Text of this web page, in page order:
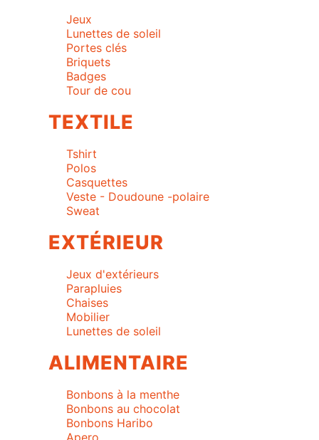
Jeux
Lunettes de soleil
Portes clés
Briquets
Badges
Tour de cou
TEXTILE
Tshirt
Polos
Casquettes
Veste - Doudoune -polaire
Sweat
EXTÉRIEUR
Jeux d'extérieurs
Parapluies
Chaises
Mobilier
Lunettes de soleil
ALIMENTAIRE
Bonbons à la menthe
Bonbons au chocolat
Bonbons Haribo
Apero